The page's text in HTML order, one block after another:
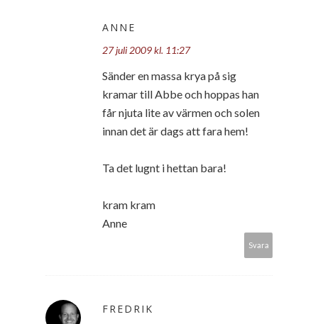
ANNE
27 juli 2009 kl. 11:27
Sänder en massa krya på sig
kramar till Abbe och hoppas han
får njuta lite av värmen och solen
innan det är dags att fara hem!
Ta det lugnt i hettan bara!
kram kram
Anne
Svara
FREDRIK